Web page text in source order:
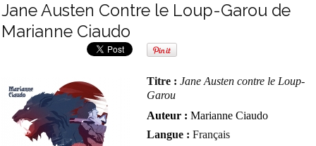
Jane Austen Contre le Loup-Garou de
Marianne Ciaudo
Titre :Jane Austen contre le Loup-
Garou
Auteur :Marianne Ciaudo
Langue : Français